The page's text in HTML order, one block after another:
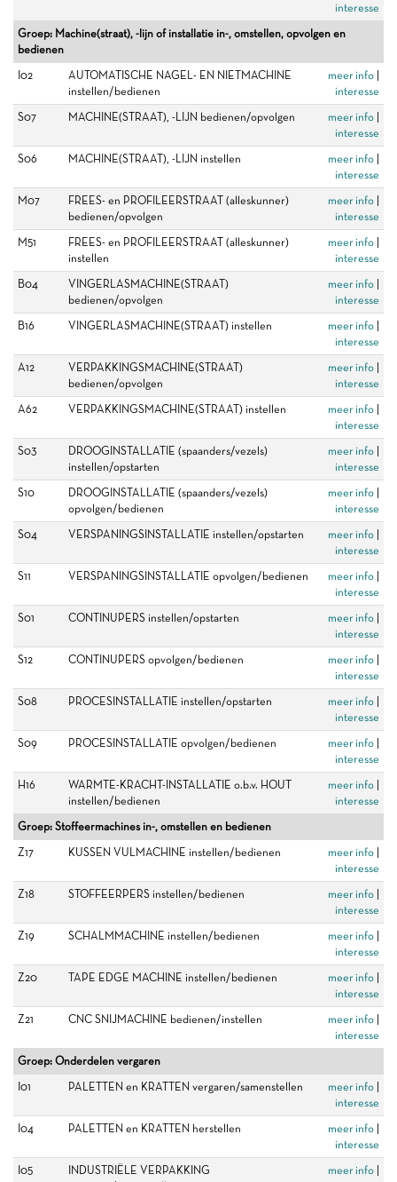
interesse
Groep: Machine(straat), -lijn of installatie in-, omstellen, opvolgen en
bedienen
I02
AUTOMATISCHE NAGEL- EN NIETMACHINE
instellen/bedienen
meer info
interesse
S07
MACHINE(STRAAT), -LIJN bedienen/opvolgen meer info
interesse
S06
MACHINE(STRAAT), -LIJN instellen meer info
interesse
M07
FREES- en PROFILEERSTRAAT (alleskunner)
bedienen/opvolgen
meer info
interesse
M51
FREES- en PROFILEERSTRAAT (alleskunner)
instellen
meer info
interesse
B04
VINGERLASMACHINE(STRAAT)
bedienen/opvolgen
meer info
interesse
B16
VINGERLASMACHINE(STRAAT) instellen meer info
interesse
A12
VERPAKKINGSMACHINE(STRAAT)
bedienen/opvolgen
meer info
interesse
A62
VERPAKKINGSMACHINE(STRAAT) instellen meer info
interesse
S03
DROOGINSTALLATIE (spaanders/vezels)
instellen/opstarten
meer info
interesse
S10
DROOGINSTALLATIE (spaanders/vezels)
opvolgen/bedienen
meer info
interesse
S04
VERSPANINGSINSTALLATIE instellen/opstarten meer info
interesse
S11
VERSPANINGSINSTALLATIE opvolgen/bedienen meer info
interesse
S01
CONTINUPERS instellen/opstarten meer info
interesse
S12
CONTINUPERS opvolgen/bedienen meer info
interesse
S08
PROCESINSTALLATIE instellen/opstarten meer info
interesse
S09
PROCESINSTALLATIE opvolgen/bedienen meer info
interesse
H16
WARMTE-KRACHT-INSTALLATIE o.b.v. HOUT
instellen/bedienen
meer info
interesse
Groep: Stoffeermachines in-, omstellen en bedienen
Z17
KUSSEN VULMACHINE instellen/bedienen meer info
interesse
Z18
STOFFEERPERS instellen/bedienen meer info
interesse
Z19
SCHALMMACHINE instellen/bedienen meer info
interesse
Z20
TAPE EDGE MACHINE instellen/bedienen meer info
interesse
Z21
CNC SNIJMACHINE bedienen/instellen meer info
interesse
Groep: Onderdelen vergaren
I01
PALETTEN en KRATTEN vergaren/samenstellen meer info
interesse
I04
PALETTEN en KRATTEN herstellen meer info
interesse
I05
INDUSTRIËLE VERPAKKING
meer info